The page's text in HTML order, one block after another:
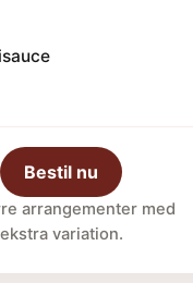
Bestil nu
arrangementer med
ekstra variation.